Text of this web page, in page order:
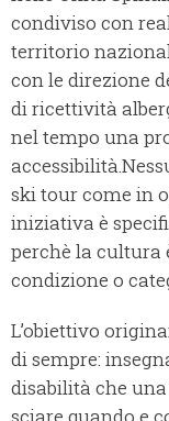
condiviso con
territorio
con le direzione
di ricettività
nel tempo una
accessibilità.
ski tour come in
iniziativa è
perchè la cultura
condizione o
L’obiettivo
di sempre:
disabilità che